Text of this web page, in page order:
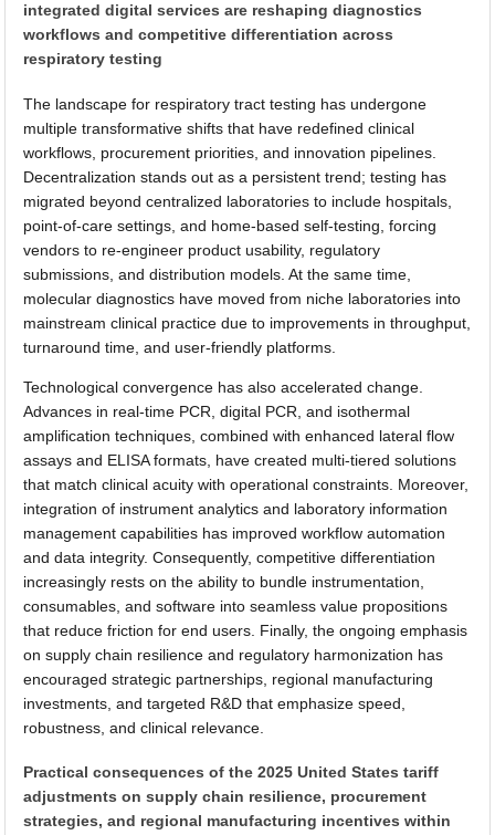
integrated digital services are reshaping diagnostics
workflows and competitive differentiation across
respiratory testing
The landscape for respiratory tract testing has undergone
multiple transformative shifts that have redefined clinical
workflows, procurement priorities, and innovation pipelines.
Decentralization stands out as a persistent trend; testing has
migrated beyond centralized laboratories to include hospitals,
point-of-care settings, and home-based self-testing, forcing
vendors to re-engineer product usability, regulatory
submissions, and distribution models. At the same time,
molecular diagnostics have moved from niche laboratories into
mainstream clinical practice due to improvements in throughput,
turnaround time, and user-friendly platforms.
Technological convergence has also accelerated change.
Advances in real-time PCR, digital PCR, and isothermal
amplification techniques, combined with enhanced lateral flow
assays and ELISA formats, have created multi-tiered solutions
that match clinical acuity with operational constraints. Moreover,
integration of instrument analytics and laboratory information
management capabilities has improved workflow automation
and data integrity. Consequently, competitive differentiation
increasingly rests on the ability to bundle instrumentation,
consumables, and software into seamless value propositions
that reduce friction for end users. Finally, the ongoing emphasis
on supply chain resilience and regulatory harmonization has
encouraged strategic partnerships, regional manufacturing
investments, and targeted R&D that emphasize speed,
robustness, and clinical relevance.
Practical consequences of the 2025 United States tariff
adjustments on supply chain resilience, procurement
strategies, and regional manufacturing incentives within